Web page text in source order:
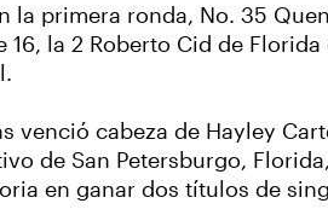
la primera ronda, No. 35
16, la 2 Roberto Cid de
cabeza de Hayley
de San Petersburgo,
en ganar dos títulos de